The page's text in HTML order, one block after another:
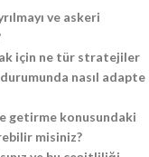
ve askeri
için ne tür stratejiler
nasıl adapte
getirme konusundaki
misiniz?